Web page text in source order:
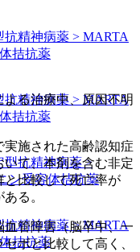
抗精神病薬 > MARTA
拮抗薬
抗精神病薬 > MARTA
拮抗薬
型抗精神病薬 >
ン受容体拮抗薬
抗精神病薬 > MARTA
拮抗薬
る治療中、原因不明
施された高齢認知症
て、本剤を含む非定
と比較して死亡率が
る。
管障害（脳卒中、一
ボと比較して高く、